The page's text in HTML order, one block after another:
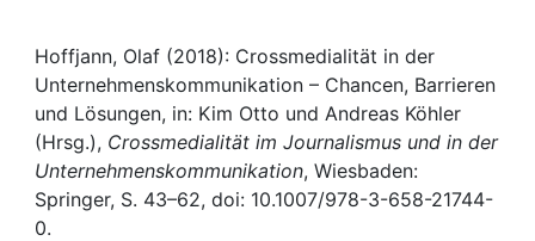
Awards
My FIS
Help
Hoffjann, Olaf (2018): Crossmedialität in der
Unternehmenskommunikation – Chancen, Barrieren
und Lösungen, in: Kim Otto und Andreas Köhler
(Hrsg.), Crossmedialität im Journalismus und in der
Unternehmenskommunikation, Wiesbaden:
Springer, S. 43–62, doi: 10.1007/978-3-658-21744-
0.